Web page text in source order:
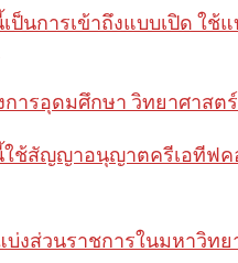
เป็นการเข้าถึงแบบเปิด ใ
การอุดมศึกษา วิทยาศาสต
ใช้สัญญาอนุญาตครีเอทีฟค
บ่งส่วนราชการในมหาวิท